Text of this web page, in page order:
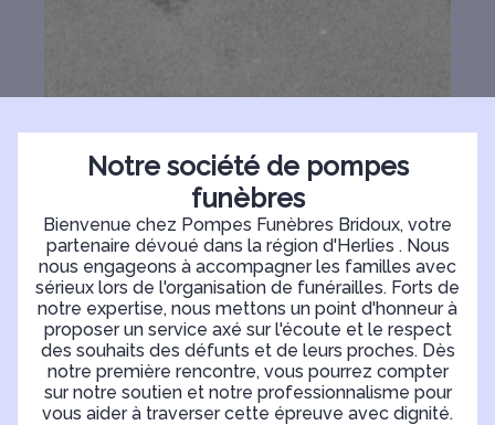
Notre société de pompes
funèbres
Bienvenue chez Pompes Funèbres Bridoux, votre
partenaire dévoué dans la région d'Herlies . Nous
nous engageons à accompagner les familles avec
sérieux lors de l'organisation de funérailles. Forts de
notre expertise, nous mettons un point d'honneur à
proposer un service axé sur l'écoute et le respect
des souhaits des défunts et de leurs proches. Dès
notre première rencontre, vous pourrez compter
sur notre soutien et notre professionnalisme pour
vous aider à traverser cette épreuve avec dignité.